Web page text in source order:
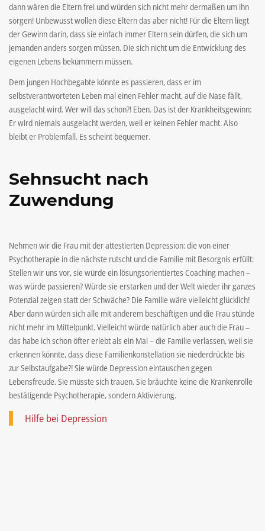
dann wären die Eltern frei und würden sich nicht mehr dermaßen um ihn
sorgen! Unbewusst wollen diese Eltern das aber nicht! Für die Eltern liegt
der Gewinn darin, dass sie einfach immer Eltern sein dürfen, die sich um
jemanden anders sorgen müssen. Die sich nicht um die Entwicklung des
eigenen Lebens bekümmern müssen.
Dem jungen Hochbegabte könnte es passieren, dass er im
selbstverantworteten Leben mal einen Fehler macht, auf die Nase fällt,
ausgelacht wird. Wer will das schon?! Eben. Das ist der Krankheitsgewinn:
Er wird niemals ausgelacht werden, weil er keinen Fehler macht. Also
bleibt er Problemfall. Es scheint bequemer.
Sehnsucht nach
Zuwendung
Nehmen wir die Frau mit der attestierten Depression: die von einer
Psychotherapie in die nächste rutscht und die Familie mit Besorgnis erfüllt:
Stellen wir uns vor, sie würde ein lösungsorientiertes Coaching machen –
was würde passieren? Würde sie erstarken und der Welt wieder ihr ganzes
Potenzial zeigen statt der Schwäche? Die Familie wäre vielleicht glücklich!
Aber dann würden sich alle mit anderem beschäftigen und die Frau stünde
nicht mehr im Mittelpunkt. Vielleicht würde natürlich aber auch die Frau –
das habe ich schon öfter erlebt als ein Mal – die Familie verlassen, weil sie
erkennen könnte, dass diese Familienkonstellation sie niederdrückte bis
zur Selbstaufgabe?! Sie würde Depression eintauschen gegen
Lebensfreude. Sie müsste sich trauen. Sie bräuchte keine die Krankenrolle
bestätigende Psychotherapie, sondern Aktivierung.
Hilfe bei Depression